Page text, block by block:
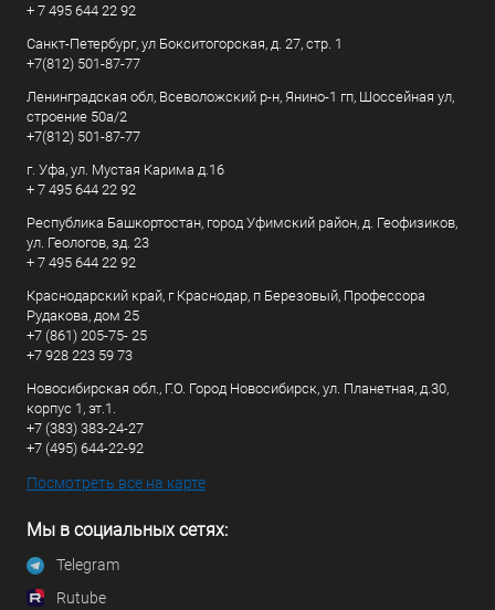
+ 7 495 644 22 92
Санкт-Петербург, ул Бокситогорская, д. 27, стр. 1
+7(812) 501-87-77
Ленинградская обл, Всеволожский р-н, Янино-1 гп, Шоссейная ул,
строение 50а/2
+7(812) 501-87-77
г. Уфа, ул. Мустая Карима д.16
+ 7 495 644 22 92
Республика Башкортостан, город Уфимский район, д. Геофизиков,
ул. Геологов, зд. 23
+ 7 495 644 22 92
Краснодарский край, г Краснодар, п Березовый, Профессора
Рудакова, дом 25
+7 (861) 205-75- 25
+7 928 223 59 73
Новосибирская обл., Г.О. Город Новосибирск, ул. Планетная, д.30,
корпус 1, эт.1.
+7 (383) 383-24-27
+7 (495) 644-22-92
Посмотреть все на карте
Мы в социальных сетях:
Telegram
Rutube